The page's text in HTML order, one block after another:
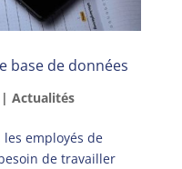
base de données
Actualités
employés de
de travailler